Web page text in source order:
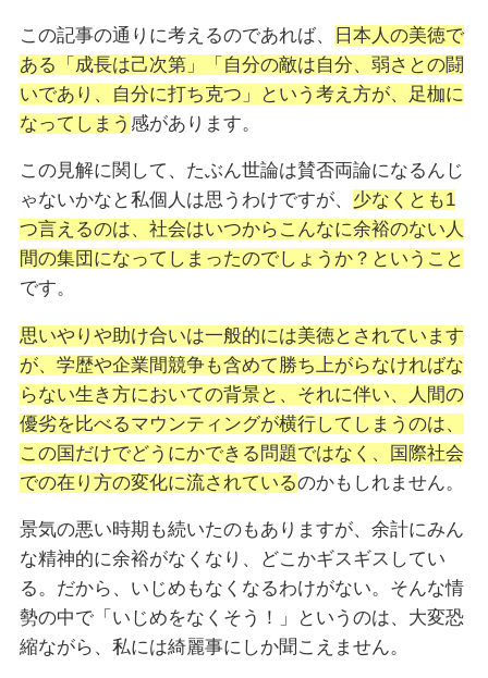
この記事の通りに考えるのであれば、
日本人の美徳で
ある「成長は己次第」「自分の敵は自分、弱さとの闘
いであり、自分に打ち克つ」という考え方が、足枷に
なってしまう 感があります。
この見解に関して、たぶん世論は賛否両論になるんじ
ゃないかなと私個人は思うわけですが、 少なくとも1
つ言えるのは、社会はいつからこんなに余裕のない人
間の集団になってしまったのでしょうか？ということ
です。
思いやりや助け合いは一般的には美徳とされています
が、学歴や企業間競争も含めて勝ち上がらなければな
らない生き方においての背景と、それに伴い、人間の
優劣を比べるマウンティングが横行してしまうのは、
この国だけでどうにかできる問題ではなく、国際社会
での在り方の変化に流されているのかもしれません。
景気の悪い時期も続いたのもありますが、余計にみん
な精神的に余裕がなくなり、どこかギスギスしてい
る。だから、いじめもなくなるわけがない。そんな情
勢の中で「いじめをなくそう！」というのは、大変恐
縮ながら、私には綺麗事にしか聞こえません。